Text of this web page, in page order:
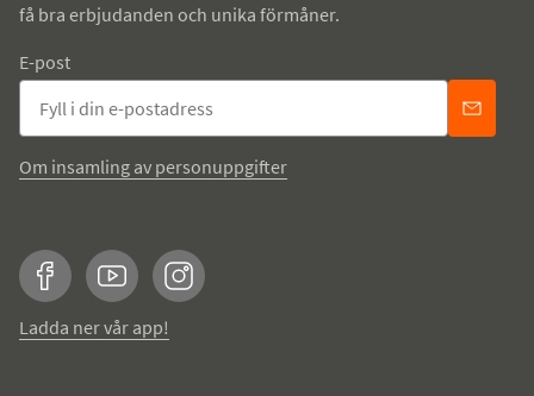
få bra erbjudanden och unika förmåner.
E-post
Om insamling av personuppgifter
FacebookYouTubeInstagram
Ladda ner vår app!